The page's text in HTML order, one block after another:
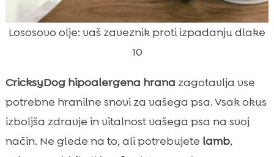
Lososovo olje: vaš zaveznik proti izpadanju dlake
10
CricksyDog hipoalergena hrana zagotavlja vse
potrebne hranilne snovi za vašega psa. Vsak okus
izboljša zdravje in vitalnost vašega psa na svoj
način. Ne glede na to, ali potrebujete lamb,